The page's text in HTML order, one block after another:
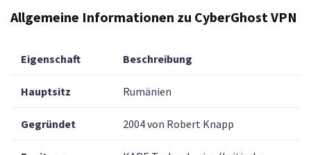
Allgemeine Informationen zu CyberGhost VPN
Eigenschaft Beschreibung
Hauptsitz Rumänien
Gegründet 2004 von Robert Knapp